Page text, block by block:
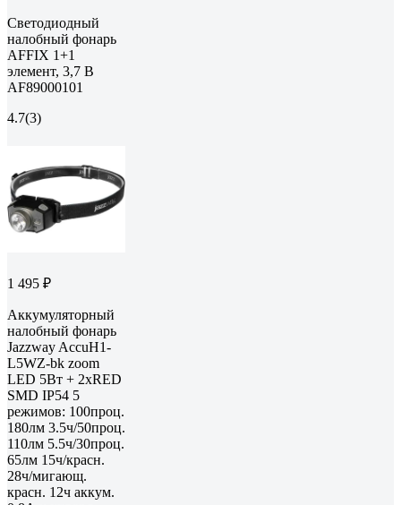
Светодиодный
налобный фонарь
AFFIX 1+1
элемент, 3,7 В
AF89000101
4.7(3)
1 495 ₽
Аккумуляторный
налобный фонарь
Jazzway AccuH1-
L5WZ-bk zoom
LED 5Вт + 2хRED
SMD IP54 5
режимов: 100проц.
180лм 3.5ч/50проц.
110лм 5.5ч/30проц.
65лм 15ч/красн.
28ч/мигающ.
красн. 12ч аккум.